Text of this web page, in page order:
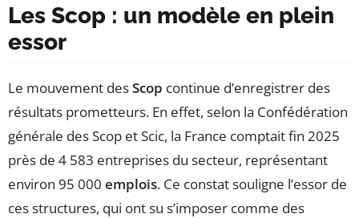
Les Scop : un modèle en plein
essor
Le mouvement desScop continue d’enregistrer des
résultats prometteurs. En effet, selon la Confédération
générale des Scop et Scic, la France comptait fin 2025
près de 4 583 entreprises du secteur, représentant
environ 95 000 emplois. Ce constat souligne l’essor de
ces structures, qui ont su s’imposer comme des